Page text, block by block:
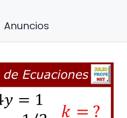
Anuncios